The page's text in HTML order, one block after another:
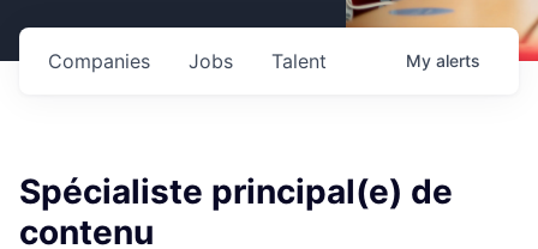
Jobs
Companies Talent My alerts
Spécialiste principal(e) de
contenu